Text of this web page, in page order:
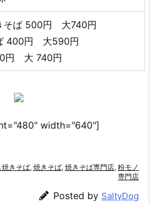
そば 500円 大740円
400円 大590円
円 大 740円
width="640"]
焼きそば, 焼きそば, 焼きそば専門店, 粉モノ
専門店
Posted by SaltyDog